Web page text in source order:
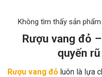
Không tìm thấy sản
Rượu vang đỏ
quyến
Rượu vang đỏ luôn là lựa